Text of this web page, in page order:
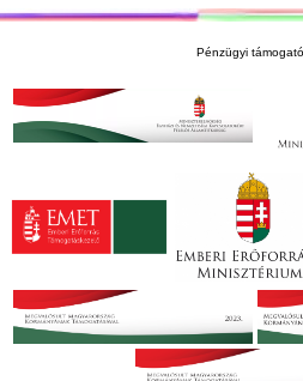
Pénzügyi